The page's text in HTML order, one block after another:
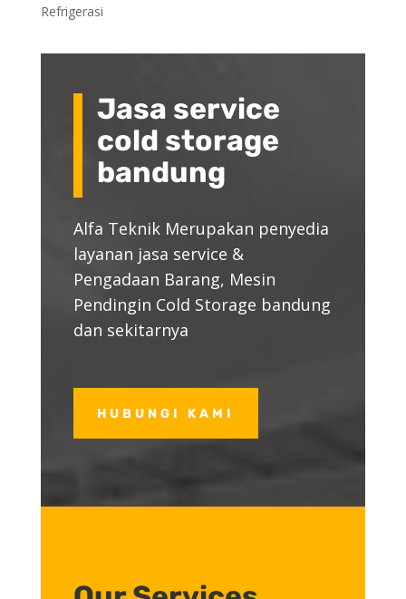
Refrigerasi
Jasa service
cold storage
bandung
Alfa Teknik Merupakan penyedia
layanan jasa service &
Pengadaan Barang, Mesin
Pendingin Cold Storage bandung
dan sekitarnya
HUBUNGI KAMI